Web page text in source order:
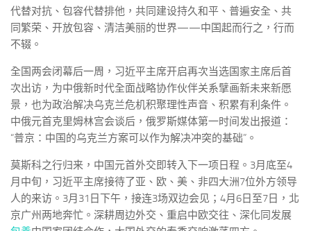
代替对抗、包容代替排他，共同建设持久和平、普遍安全、共
同繁荣、开放包容、清洁美丽的世界——中国起而行之，行而
不辍。
全国两会闭幕后一周，习近平主席开启再次当选国家主席后首
次出访，为中俄新时代全面战略协作伙伴关系擘画新未来新愿
景，也为政治解决乌克兰危机积聚理性声音、积累有利条件。
中俄元首克里姆林宫会谈后，俄罗斯媒体第一时间发出报道：
“普京：中国的乌克兰方案可以作为解决冲突的基础”。
莫斯科之行归来，中国元首外交即转入下一项日程。3月底至4
月中旬，习近平主席接待了亚、欧、美、非四大洲7位外方领导
人的来访。3月31日下午，接连3场双边会见；4月6日至7日，北
京广州两地奔忙。深耕周边外交、重启中欧交往、深化同发展